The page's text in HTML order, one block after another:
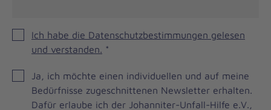
Ich habe die Datenschutzbestimmungen gelesen
und verstanden. *
Einwilligung
Johanniter-
Ja, ich möchte einen individuellen und auf meine
Bedürfnisse zugeschnittenen Newsletter erhalten.
Dafür erlaube ich der Johanniter-Unfall-Hilfe e.V.,